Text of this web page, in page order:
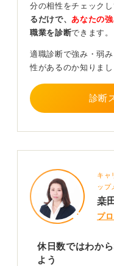
年間休日数という数
厚生、職場の雰囲気
かどうかを総合的に
0
分の相性をチェック
るだけで、 あなたの
職業を診断できます。
適職診断で強み・弱
性があるのか知りまし
診断
キャ
ップ
桒
プ
休日数ではわか
よう